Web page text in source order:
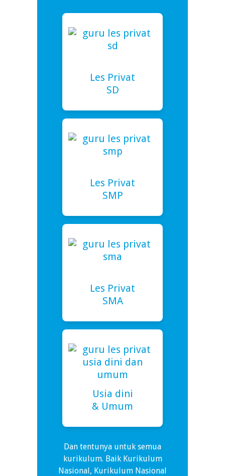
Les Privat
SD
Les Privat
SMP
Les Privat
SMA
Usia dini
& Umum
Dan tentunya untuk semua
kurikulum. Baik Kurikulum
Nasional, Kurikulum Nasional